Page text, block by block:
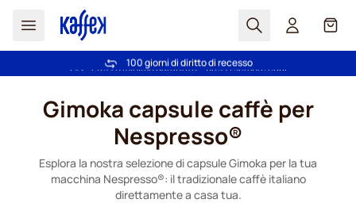
Search
Spedizione Gratuita oltre 49 €
100 giorni di diritto di recesso
Gimoka capsule caffè per
Nespresso®
Esplora la nostra selezione di capsule Gimoka per la tua
macchina Nespresso®: il tradizionale caffè italiano
direttamente a casa tua.